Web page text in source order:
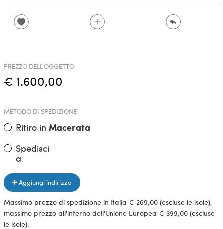
PREZZO DELL'OGGETTO
€ 1.600,00
METODO DI SPEDIZIONE
Ritiro in Macerata
Spedisci
a
Aggiungi indirizzo
Massimo prezzo di spedizione in Italia € 269,00 (escluse le isole),
massimo prezzo all'interno dell'Unione Europea € 399,00 (escluse
le isole).